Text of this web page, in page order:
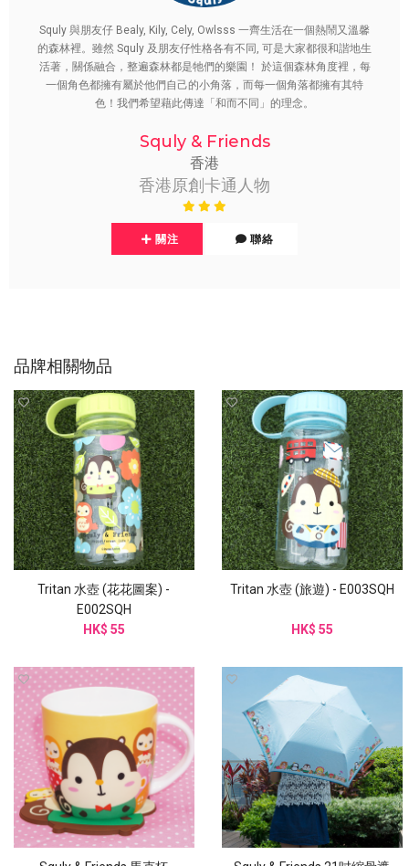
Squly 與朋友仔 Bealy, Kily, Cely, Owlsss 一齊生活在一個熱鬧又溫馨
的森林裡。雖然 Squly 及朋友仔性格各有不同, 可是大家都很和諧地生
活著，關係融合，整遍森林都是牠們的樂園！ 於這個森林角度裡，每
一個角色都擁有屬於他們自己的小角落，而每一個角落都擁有其特
色！我們希望藉此傳達「和而不同」的理念。
Squly & Friends
香港
香港原創卡通人物
關注 聯絡
品牌相關物品
Tritan 水壺 (花花圖案) -
E002SQH
HK$ 55
Tritan 水壺 (旅遊) - E003SQH
HK$ 55